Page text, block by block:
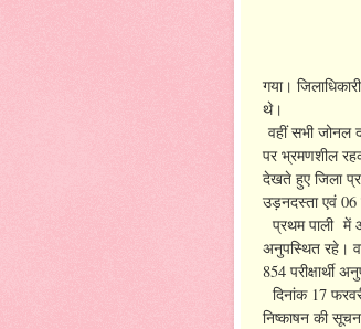
गया।
थे।
वहीं सभी जोनल
पर भ्रमणशील
देखते हुए जिला
उड़नदस्ता एवं 06
प्रथम पाली में
अनुपस्थित रहे।
854
दिनांक 17
निष्काषन की